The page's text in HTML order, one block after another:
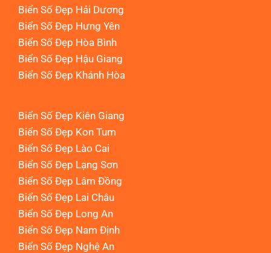
Biển Số Đẹp Hải Dương
Biển Số Đẹp Hưng Yên
Biển Số Đẹp Hòa Bình
Biển Số Đẹp Hậu Giang
Biển Số Đẹp Khánh Hòa
Biển Số Đẹp Kiên Giang
Biển Số Đẹp Kon Tum
Biển Số Đẹp Lào Cai
Biển Số Đẹp Lạng Sơn
Biển Số Đẹp Lâm Đồng
Biển Số Đẹp Lai Châu
Biển Số Đẹp Long An
Biển Số Đẹp Nam Định
Biển Số Đẹp Nghệ An